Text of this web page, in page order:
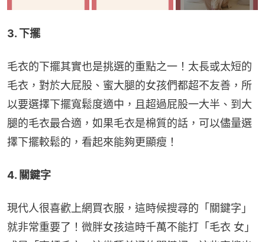
3. 下擺
毛衣的下擺其實也是挑選的重點之一！太長或太短的
毛衣，對於大屁股、蜜大腿的女孩們都超不友善，所
以要選擇下擺寬鬆度適中，且超過屁股一大半、到大
腿的毛衣最合適，如果毛衣是棉質的話，可以儘量選
擇下擺較鬆的，看起來能夠更顯瘦！
4. 關鍵字
現代人很喜歡上網買衣服，這時候搜尋的「關鍵字」
就非常重要了！微胖女孩這時千萬不能打「毛衣 女」